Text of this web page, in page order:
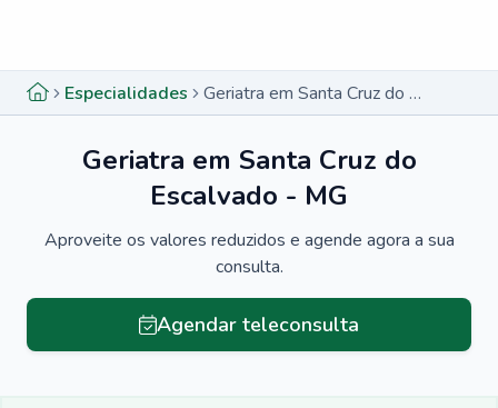
Especialidades Geriatra em Santa Cruz do Escalvado - MG
Geriatra em Santa Cruz do
Escalvado - MG
Aproveite os valores reduzidos e agende agora a sua
consulta.
Agendar teleconsulta